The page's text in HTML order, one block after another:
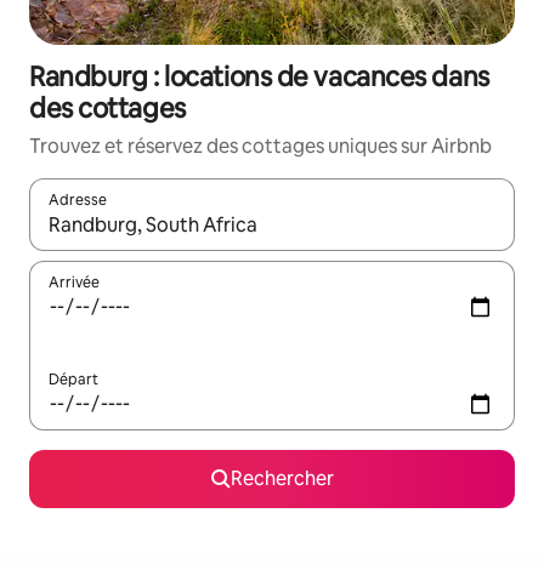
Randburg : locations de vacances dans
des cottages
Trouvez et réservez des cottages uniques sur Airbnb
Adresse
Lorsque les résultats s'affichent, utilisez les flèches vers le
Arrivée
Départ
Rechercher